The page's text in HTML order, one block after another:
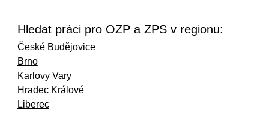
Hledat práci pro OZP a ZPS v regionu:
České Budějovice
Brno
Karlovy Vary
Hradec Králové
Liberec